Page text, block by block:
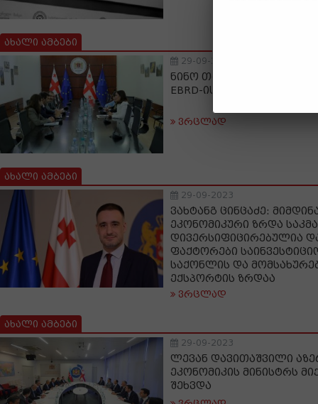
ახალი ამბები
29-09-2023
ნინო თანდილაშვილი
EBRD-ის რეგიონულ
ვრცლად
ახალი ამბები
29-09-2023
ვახტანგ ცინცაძე:
ეკონომიკური ზრდა
დივერსიფიცირებულია
ფაქტორები
საქონლის და
ექსპორტის ზრდაა
ვრცლად
ახალი ამბები
29-09-2023
ლევან დავითაშვილი
ეკონომიკის მინისტრს
შეხვდა